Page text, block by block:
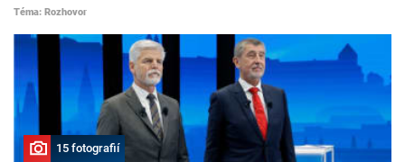
Téma: Rozhovor
15 fotografií